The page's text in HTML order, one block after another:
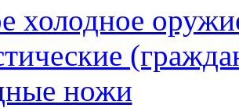
холодное
ножи